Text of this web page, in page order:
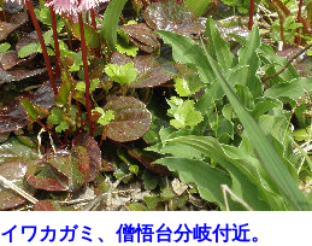
イワカガミ、僧悟台分岐付近。